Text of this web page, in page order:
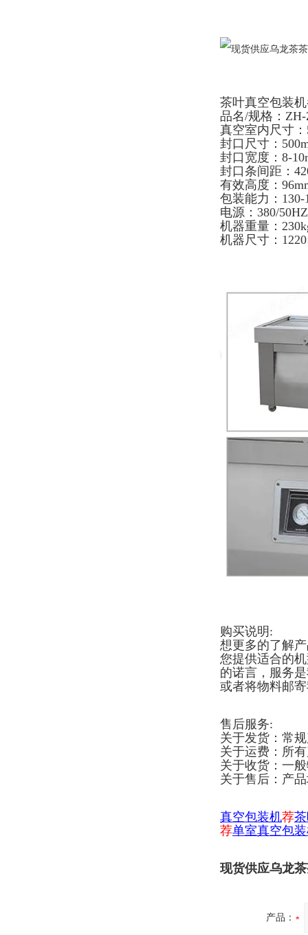
茶叶真空包装
品名/规格：ZH-
真空室内尺寸：
封口尺寸：
封口宽度：8-
封口条间距：
有效高度：
包装能力：130-
电源：380/
机器重量：
机器尺寸：
购买说明:
想更多的了解
您提供适合的
的诺言，服务
或者将物料邮
售后服务:
关于发货：常
关于运费：所
关于收货：一
关于售后：产
真空包装机荐
荐单室真空包
现货供应乌龙
产品：